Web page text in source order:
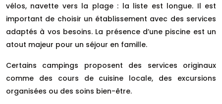
vélos, navette vers la plage : la liste est longue. Il est
important de choisir un établissement avec des services
adaptés à vos besoins. La présence d’une piscine est un
atout majeur pour un séjour en famille.
Certains campings proposent des services originaux
comme des cours de cuisine locale, des excursions
organisées ou des soins bien-être.